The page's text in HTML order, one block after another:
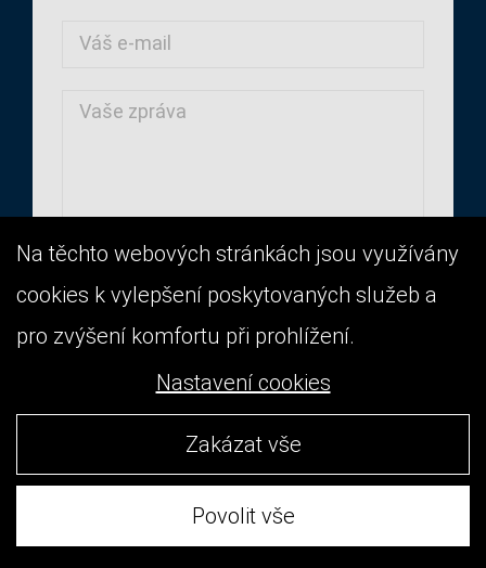
Na těchto webových stránkách jsou využívány
cookies k vylepšení poskytovaných služeb a
pro zvýšení komfortu při prohlížení.
Nastavení cookies
Zakázat vše
Povolit vše